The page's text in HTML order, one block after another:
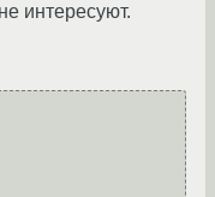
интересуют.